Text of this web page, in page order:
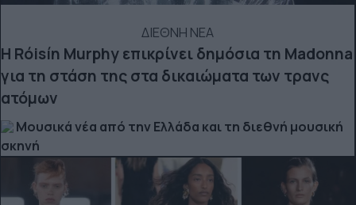
ΔΙΕΘΝΗ ΝΕΑ
Η Róisín Murphy επικρίνει δημόσια τη Madonna
για τη στάση της στα δικαιώματα των τρανς
ατόμων
Μουσικά νέα από την Ελλάδα και τη διεθνή μουσική
σκηνή